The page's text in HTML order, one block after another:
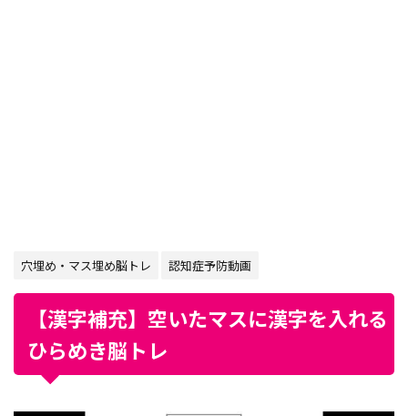
穴埋め・マス埋め脳トレ 認知症予防動画
【漢字補充】空いたマスに漢字を入れる
ひらめき脳トレ